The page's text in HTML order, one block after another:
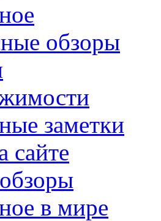
обзоры
заметки
сайте
в мире